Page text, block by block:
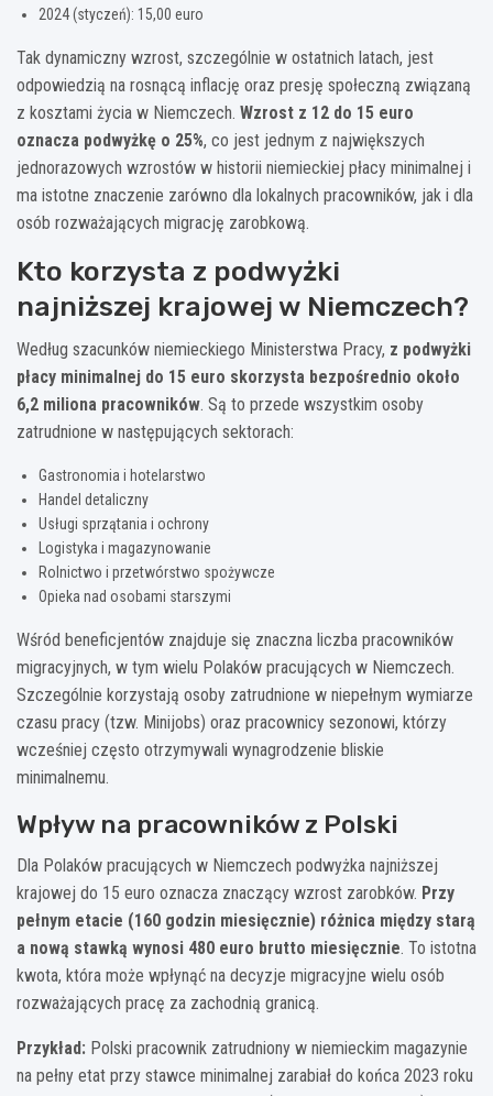
2024 (styczeń): 15,00 euro
Tak dynamiczny wzrost, szczególnie w ostatnich latach, jest
odpowiedzią na rosnącą inflację oraz presję społeczną związaną
z kosztami życia w Niemczech. Wzrost z 12 do 15 euro
oznacza podwyżkę o 25%, co jest jednym z największych
jednorazowych wzrostów w historii niemieckiej płacy minimalnej i
ma istotne znaczenie zarówno dla lokalnych pracowników, jak i dla
osób rozważających migrację zarobkową.
Kto korzysta z podwyżki
najniższej krajowej w Niemczech?
Według szacunków niemieckiego Ministerstwa Pracy, z podwyżki
płacy minimalnej do 15 euro skorzysta bezpośrednio około
6,2 miliona pracowników. Są to przede wszystkim osoby
zatrudnione w następujących sektorach:
Gastronomia i hotelarstwo
Handel detaliczny
Usługi sprzątania i ochrony
Logistyka i magazynowanie
Rolnictwo i przetwórstwo spożywcze
Opieka nad osobami starszymi
Wśród beneficjentów znajduje się znaczna liczba pracowników
migracyjnych, w tym wielu Polaków pracujących w Niemczech.
Szczególnie korzystają osoby zatrudnione w niepełnym wymiarze
czasu pracy (tzw. Minijobs) oraz pracownicy sezonowi, którzy
wcześniej często otrzymywali wynagrodzenie bliskie
minimalnemu.
Wpływ na pracowników z Polski
Dla Polaków pracujących w Niemczech podwyżka najniższej
krajowej do 15 euro oznacza znaczący wzrost zarobków. Przy
pełnym etacie (160 godzin miesięcznie) różnica między starą
a nową stawką wynosi 480 euro brutto miesięcznie. To istotna
kwota, która może wpłynąć na decyzje migracyjne wielu osób
rozważających pracę za zachodnią granicą.
Przykład: Polski pracownik zatrudniony w niemieckim magazynie
na pełny etat przy stawce minimalnej zarabiał do końca 2023 roku